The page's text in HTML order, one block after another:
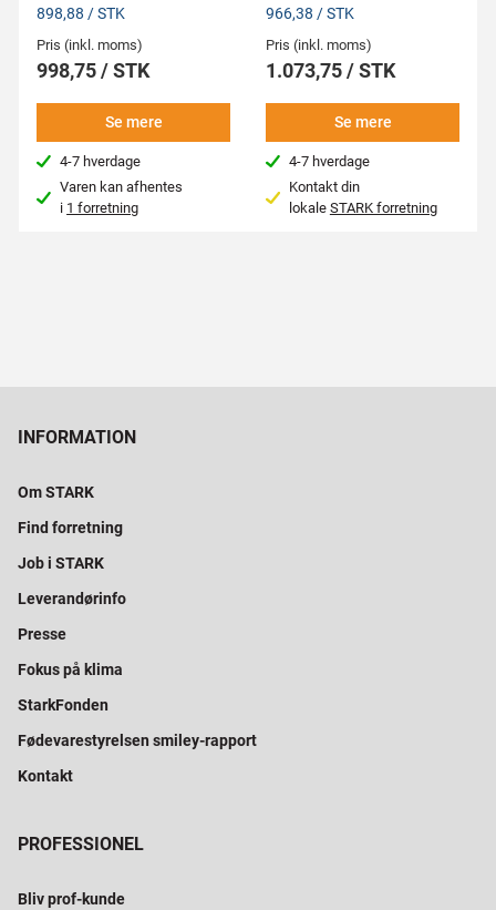
898,88 / STK
Pris (inkl. moms)
998,75 / STK
Se mere
4-7 hverdage
Varen kan afhentes
i 1 forretning
966,38 / STK
Pris (inkl. moms)
1.073,75 / STK
Se mere
4-7 hverdage
Kontakt din
lokale STARK forretning
INFORMATION
Om STARK
Find forretning
Job i STARK
Leverandørinfo
Presse
Fokus på klima
StarkFonden
Fødevarestyrelsen smiley-rapport
Kontakt
PROFESSIONEL
Bliv prof-kunde